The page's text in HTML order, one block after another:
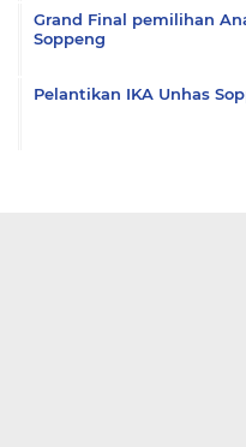
Grand Final pemilihan
Soppeng
Pelantikan IKA Unhas